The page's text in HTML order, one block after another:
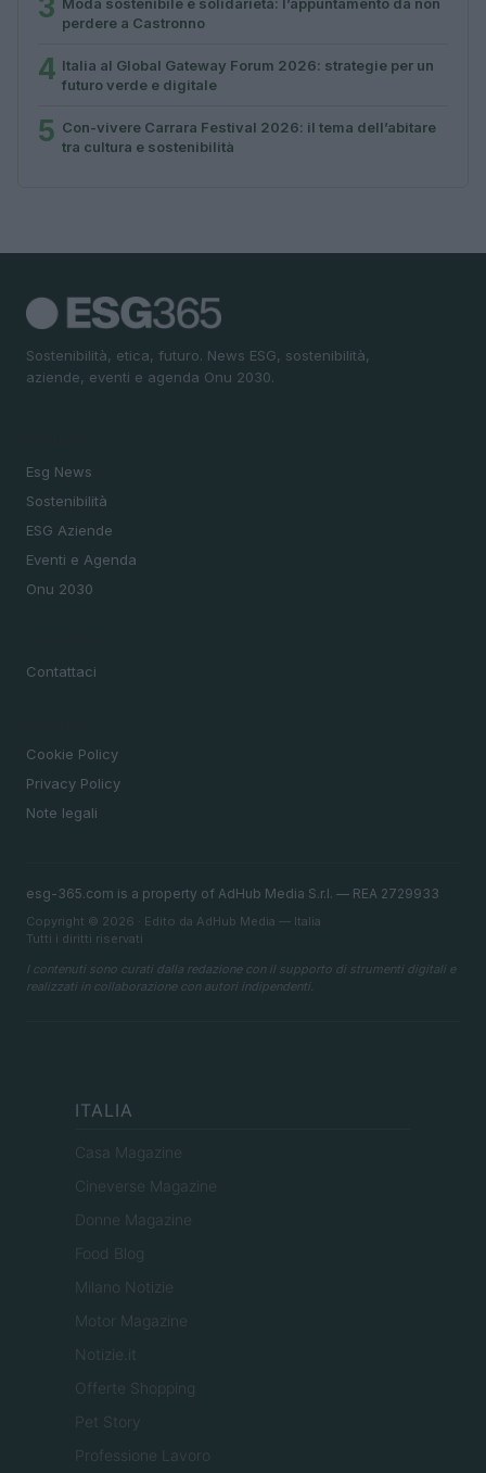
3 perdere a Castronno
4 Italia al Global Gateway Forum 2026: strategie per un
futuro verde e digitale
5 Con-vivere Carrara Festival 2026: il tema dell’abitare
tra cultura e sostenibilità
Sostenibilità, etica, futuro. News ESG, sostenibilità,
aziende, eventi e agenda Onu 2030.
Esg News
Sostenibilità
ESG Aziende
Eventi e Agenda
Onu 2030
Contattaci
Cookie Policy
Privacy Policy
Note legali
esg-365.com is a property of AdHub Media S.r.l. — REA 2729933
Copyright © 2026 · Edito da AdHub Media — Italia
Tutti i diritti riservati
I contenuti sono curati dalla redazione con il supporto di strumenti digitali e
realizzati in collaborazione con autori indipendenti.
ITALIA
Casa Magazine
Cineverse Magazine
Donne Magazine
Food Blog
Milano Notizie
Motor Magazine
Notizie.it
Offerte Shopping
Pet Story
Professione Lavoro